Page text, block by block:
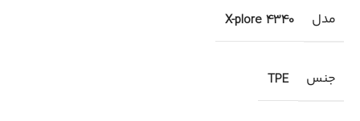
مدل X-plore 4340
جنس TPE